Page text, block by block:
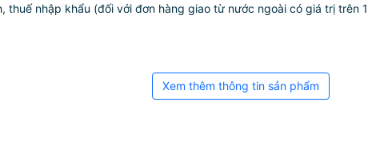
thuế nhập khẩu (đối với đơn hàng giao từ nước ngoài có giá trị trên
Xem thêm thông tin sản phẩm